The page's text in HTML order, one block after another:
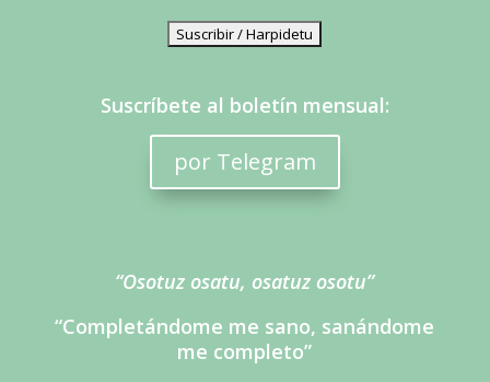
Suscríbete al boletín mensual:
por Telegram
“Osotuz osatu, osatuz osotu”
“Completándome me sano, sanándome
me completo”